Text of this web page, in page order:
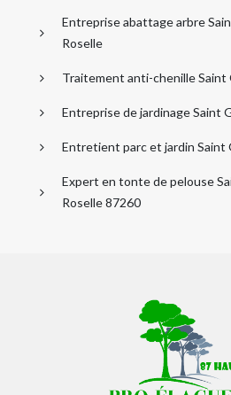
Entreprise abattage arbre
Roselle
Traitement anti-chenille Saint
Entreprise de jardinage Saint
Entretient parc et jardin Saint
Expert en tonte de pelouse
Roselle 87260